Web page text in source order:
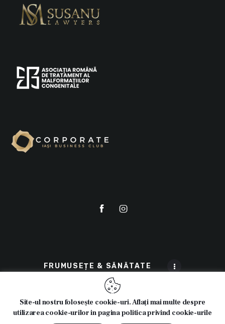
FRUMUSEȚE & SĂNĂTATE
© 2025 Cosmeticline.ro - Toate drepturile rezervate.
Site-ul nostru folosește cookie-uri. Aflați mai multe despre
utilizarea cookie-urilor in pagina politica privind cookie-urile